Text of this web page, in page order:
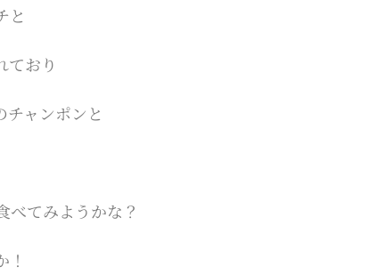
と
ており
ャンポンと
べてみようかな？